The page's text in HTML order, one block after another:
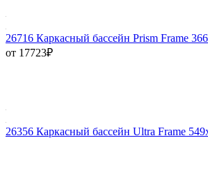
26716 Каркасный бассейн Prism Frame
от 17723₽
26356 Каркасный бассейн Ultra Frame